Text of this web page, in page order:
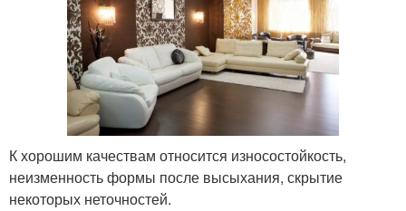
К хорошим качествам относится износостойкость,
неизменность формы после высыхания, скрытие
некоторых неточностей.